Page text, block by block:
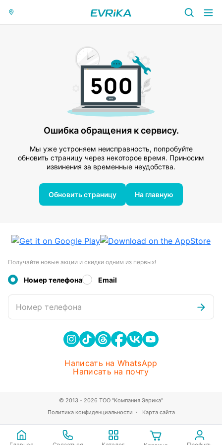
Ошибка обращения к сервису.
Мы уже устроняем неисправность, попробуйте
обновить страницу через некоторое время. Приносим
извинения за временные неудобства.
Обновить страницу На главную
Получайте новые акции и скидки одним из первых!
Номер телефона Email
Номер телефона
Написать на WhatsApp
Написать на почту
Политика конфиденциальности Карта сайта
© 2013 - 2026 ТОО "Компания Эврика"